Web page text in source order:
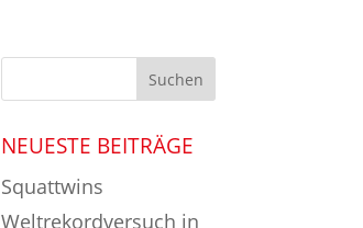
NEUESTE BEITRÄGE
Squattwins
Weltrekordversuch in